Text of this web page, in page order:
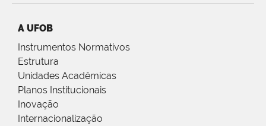
A UFOB
Instrumentos Normativos
Estrutura
Unidades Acadêmicas
Planos Institucionais
Inovação
Internacionalização